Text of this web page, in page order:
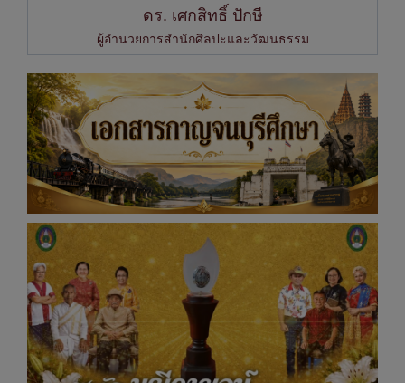
ดร. เศกสิทธิ์ ปักษี
ผู้อำนวยการสำนักศิลปะและวัฒนธรรม